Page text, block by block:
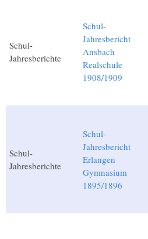
Schul-
Jahresberichte
Schul-
Jahresbericht
Ansbach
Realschule
1908/1909
Schul-
Jahresberichte
Schul-
Jahresbericht
Erlangen
Gymnasium
1895/1896